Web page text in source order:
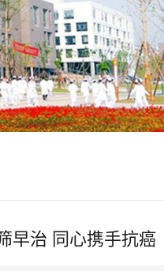
早治 同心携手抗癌